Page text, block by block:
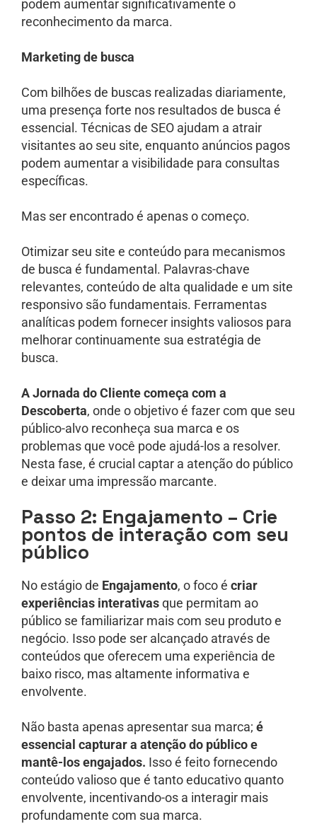
podem aumentar significativamente o
reconhecimento da marca.
Marketing de busca
Com bilhões de buscas realizadas diariamente,
uma presença forte nos resultados de busca é
essencial. Técnicas de SEO ajudam a atrair
visitantes ao seu site, enquanto anúncios pagos
podem aumentar a visibilidade para consultas
específicas.
Mas ser encontrado é apenas o começo.
Otimizar seu site e conteúdo para mecanismos
de busca é fundamental. Palavras-chave
relevantes, conteúdo de alta qualidade e um site
responsivo são fundamentais. Ferramentas
analíticas podem fornecer insights valiosos para
melhorar continuamente sua estratégia de
busca.
A Jornada do Cliente começa com a
Descoberta, onde o objetivo é fazer com que seu
público-alvo reconheça sua marca e os
problemas que você pode ajudá-los a resolver.
Nesta fase, é crucial captar a atenção do público
e deixar uma impressão marcante.
Passo 2: Engajamento – Crie
pontos de interação com seu
público
No estágio de Engajamento, o foco é criar
experiências interativasque permitam ao
público se familiarizar mais com seu produto e
negócio. Isso pode ser alcançado através de
conteúdos que oferecem uma experiência de
baixo risco, mas altamente informativa e
envolvente.
Não basta apenas apresentar sua marca; é
essencial capturar a atenção do público e
mantê-los engajados. Isso é feito fornecendo
conteúdo valioso que é tanto educativo quanto
envolvente, incentivando-os a interagir mais
profundamente com sua marca.